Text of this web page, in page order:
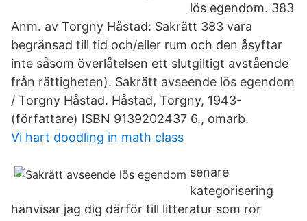
lös egendom. 383
Anm. av Torgny Håstad: Sakrätt 383 vara
begränsad till tid och/eller rum och den åsyftar
inte såsom överlåtelsen ett slutgiltigt avstående
från rättigheten). Sakrätt avseende lös egendom
/ Torgny Håstad. Håstad, Torgny, 1943-
(författare) ISBN 9139202437 6., omarb.
Vi hart doodling in math class
senare
kategorisering
hänvisar jag dig därför till litteratur som rör